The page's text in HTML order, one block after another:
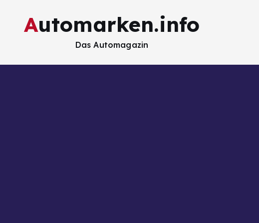
Automarken.info
Das Automagazin